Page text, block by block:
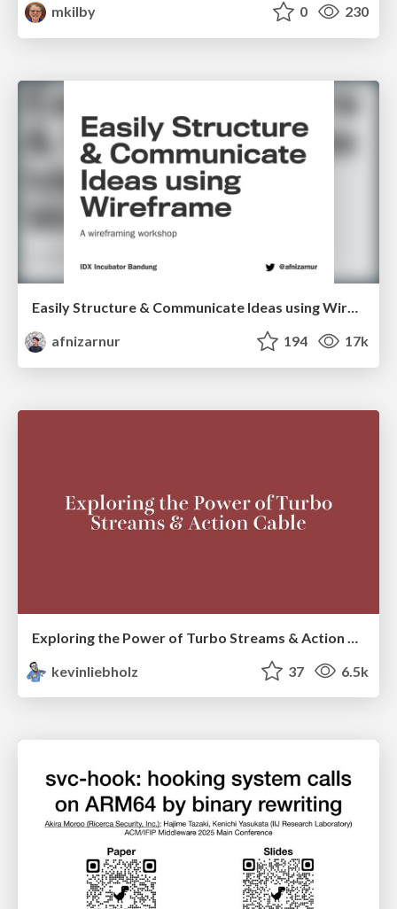
mkilby
0 230
Easily Structure & Communicate Ideas using Wireframe
afnizarnur
194 17k
kevinliebholz
37 6.5k